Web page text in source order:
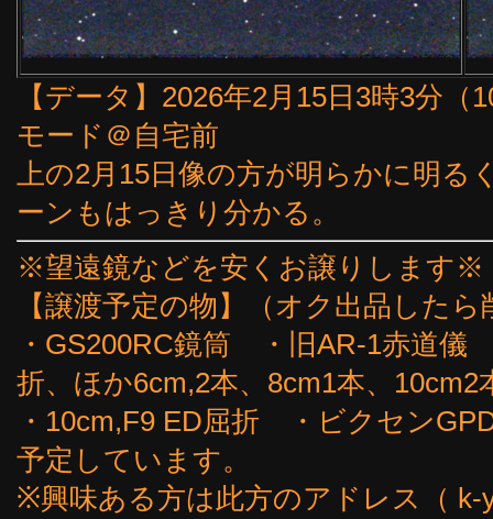
【データ】2026年2月15日3時3分
モード＠自宅前
上の2月15日像の方が明らかに明る
ーンもはっきり分かる。
※望遠鏡などを安くお譲りします※
【譲渡予定の物】（オク出品した
・GS200RC鏡筒 ・旧AR-1赤道
折、ほか6cm,2本、8cm1本、10cm2
・10cm,F9 ED屈折 ・ビクセン
予定しています。
※興味ある方は此方のアドレス（ k-